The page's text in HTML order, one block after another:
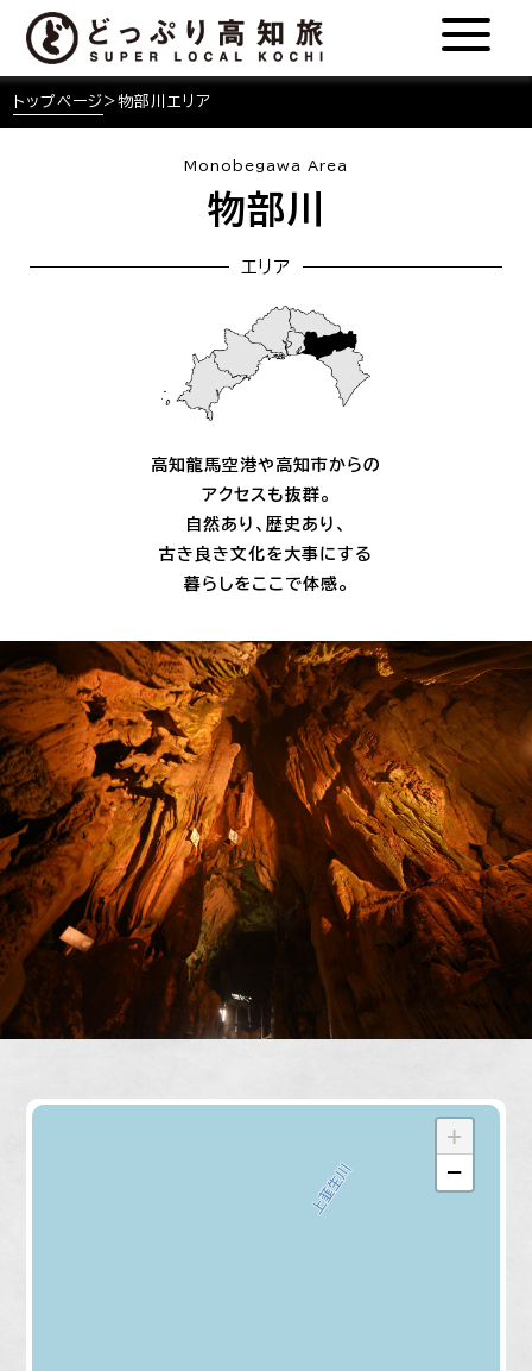
トップページ >物部川エリア
Monobegawa Area
物部川
エリア
高知龍馬空港や高知市からの
アクセスも抜群。
自然あり、歴史あり、
古き良き文化を大事にする
暮らしをここで体感。
+
−